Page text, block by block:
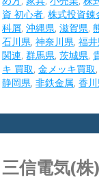
資 初心者,株式投資錬
科屑,沖縄県,滋賀県,
石川県,神奈川県,福
関連,群馬県,茨城県,
キ 買取,金メッキ買取
静岡県,非鉄金属,香
三信電気(株